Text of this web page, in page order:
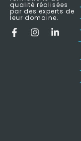
qualité réalisées
par des experts de
leur domaine.